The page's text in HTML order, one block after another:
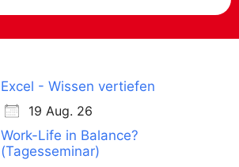
Excel - Wissen vertiefen
19 Aug. 26
Work-Life in Balance?
(Tagesseminar)